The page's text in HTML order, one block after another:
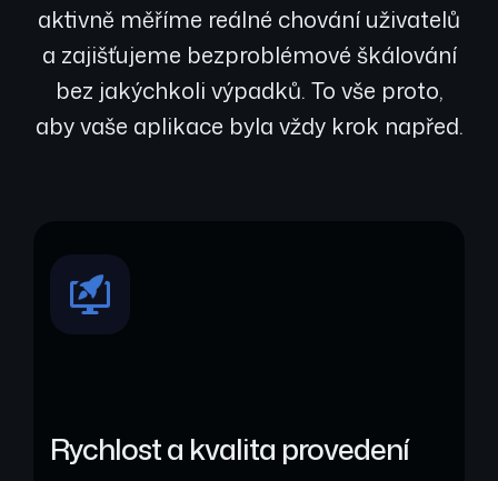
aktivně měříme reálné chování uživatelů
a zajišťujeme bezproblémové škálování
bez jakýchkoli výpadků. To vše proto,
aby vaše aplikace byla vždy krok napřed.
Rychlost a kvalita provedení